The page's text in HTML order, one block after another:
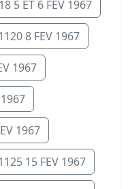
5 ET 6 FEV 1967
8 FEV 1967
1967
1967
15 FEV 1967